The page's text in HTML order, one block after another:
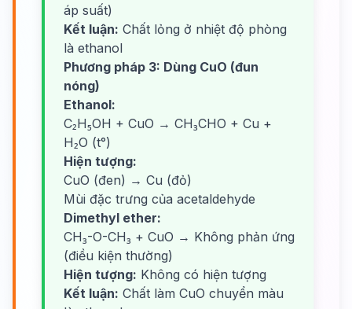
áp suất)
Kết luận: Chất lỏng ở nhiệt độ phòng
là ethanol
Phương pháp 3: Dùng CuO (đun
nóng)
Ethanol:
C₂H₅OH + CuO → CH₃CHO + Cu +
H₂O (t°)
Hiện tượng:
CuO (đen) → Cu (đỏ)
Mùi đặc trưng của acetaldehyde
Dimethyl ether:
CH₃-O-CH₃ + CuO → Không phản ứng
(điều kiện thường)
Hiện tượng: Không có hiện tượng
Kết luận: Chất làm CuO chuyển màu